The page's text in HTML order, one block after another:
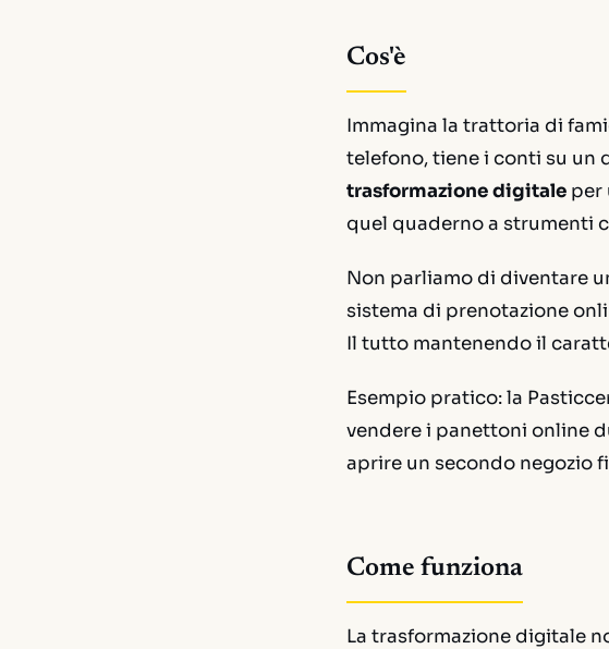
Cos'è
Immagina la trattoria di
telefono, tiene i conti su un
trasformazione digitale per
quel quaderno a strumenti
Non parliamo di diventare
sistema di prenotazione
Il tutto mantenendo il
Esempio pratico:la
vendere i panettoni online
aprire un secondo negozio
Come funziona
La trasformazione digitale